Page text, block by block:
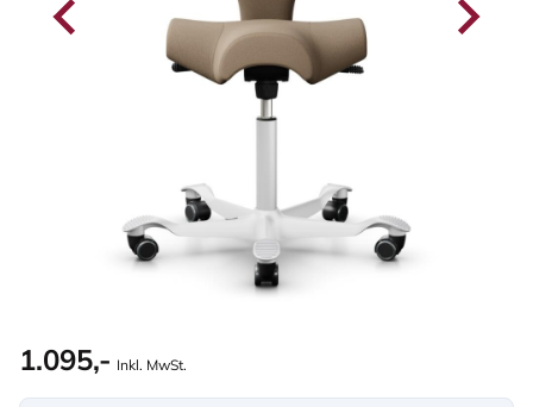
1.095,- Inkl. MwSt.